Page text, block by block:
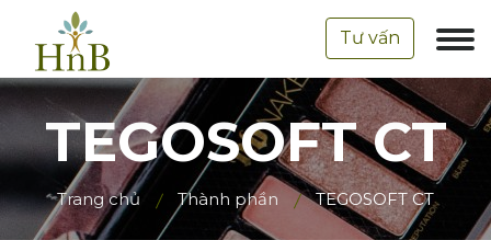
Tư vấn
TEGOSOFT CT
Trang chủ Thành phần TEGOSOFT CT